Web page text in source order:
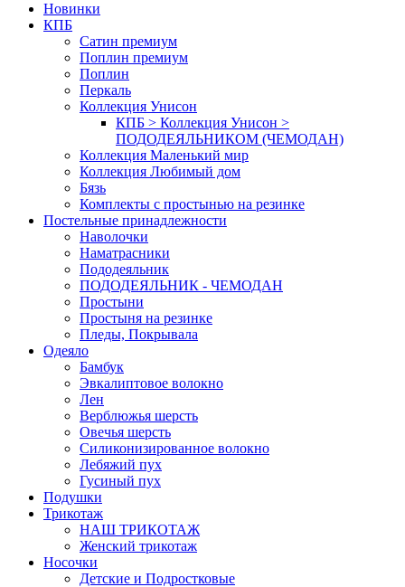
Новинки
КПБ
Сатин премиум
Поплин премиум
Поплин
Перкаль
Коллекция Унисон
КПБ > Коллекция Унисон >
ПОДОДЕЯЛЬНИКОМ (ЧЕМОДАН)
Коллекция Маленький мир
Коллекция Любимый дом
Бязь
Комплекты с простынью на резинке
Постельные принадлежности
Наволочки
Наматрасники
Пододеяльник
ПОДОДЕЯЛЬНИК - ЧЕМОДАН
Простыни
Простыня на резинке
Пледы, Покрывала
Одеяло
Бамбук
Эвкалиптовое волокно
Лен
Верблюжья шерсть
Овечья шерсть
Силиконизированное волокно
Лебяжий пух
Гусиный пух
Подушки
Трикотаж
НАШ ТРИКОТАЖ
Женский трикотаж
Носочки
Детские и Подростковые